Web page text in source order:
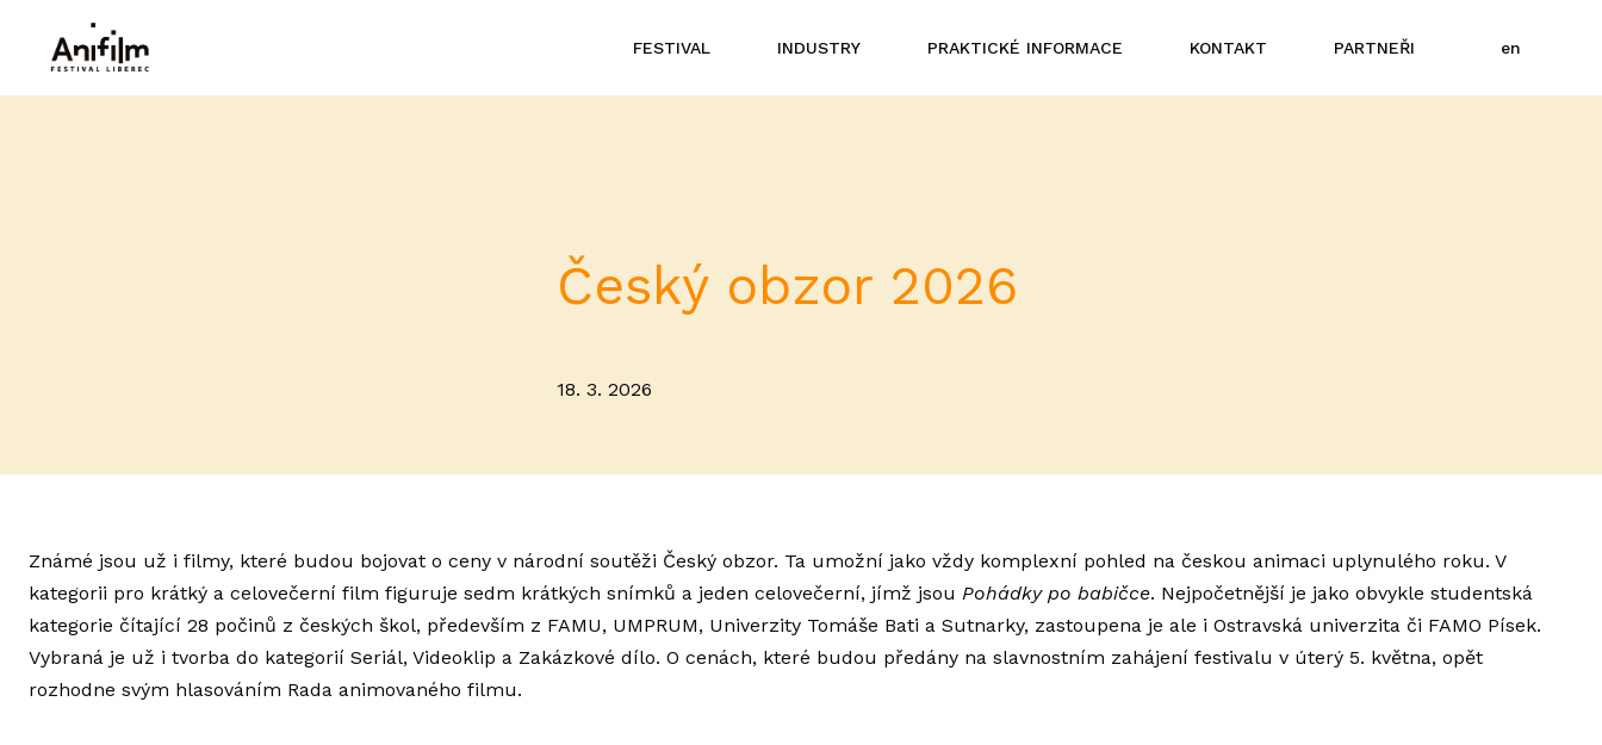
FESTIVAL INDUSTRY PRAKTICKÉ INFORMACE KONTAKT PARTNEŘI cs
en
Český obzor 2026
18. 3. 2026
Známé jsou už i filmy, které budou bojovat o ceny v národní soutěži Český obzor. Ta umožní jako vždy komplexní pohled na českou animaci uplynulého roku. V
kategorii pro krátký a celovečerní film figuruje sedm krátkých snímků a jeden celovečerní, jímž jsou Pohádky po babičce. Nejpočetnější je jako obvykle studentská
kategorie čítající 28 počinů z českých škol, především z FAMU, UMPRUM, Univerzity Tomáše Bati a Sutnarky, zastoupena je ale i Ostravská univerzita či FAMO Písek.
Vybraná je už i tvorba do kategorií Seriál, Videoklip a Zakázkové dílo. O cenách, které budou předány na slavnostním zahájení festivalu v úterý 5. května, opět
rozhodne svým hlasováním Rada animovaného filmu.